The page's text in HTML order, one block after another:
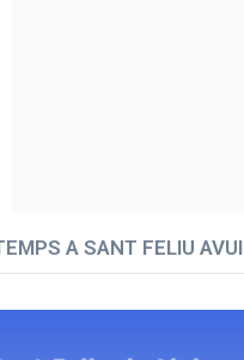
A SANT FELIU AVUI